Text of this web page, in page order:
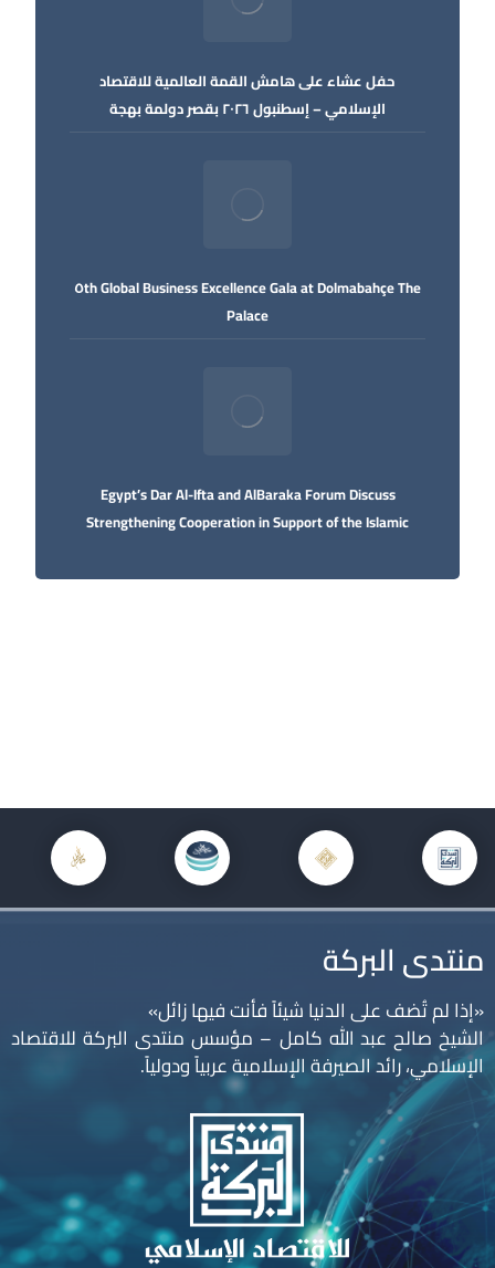
حفل عشاء على هامش القمة العالمية للاقتصاد
الإسلامي – إسطنبول ٢٠٢٦ بقصر دولمة بهجة
The ٥th Global Business Excellence Gala at Dolmabahçe
Palace
Egypt’s Dar Al-Ifta and AlBaraka Forum Discuss
Strengthening Cooperation in Support of the Islamic
منتدى البركة
«إذا لم تُضف على الدنيا شيئاً فأنت فيها زائل»
الشيخ صالح عبد الله كامل – مؤسس منتدى البركة للاقتصاد
الإسلامي، رائد الصيرفة الإسلامية عربياً ودولياً.